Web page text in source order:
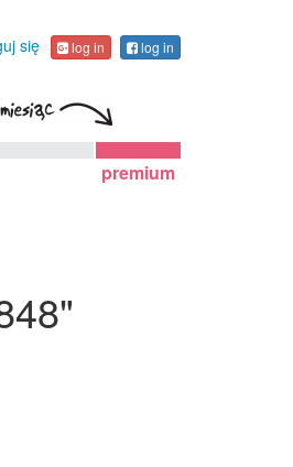
się log in log in
premium